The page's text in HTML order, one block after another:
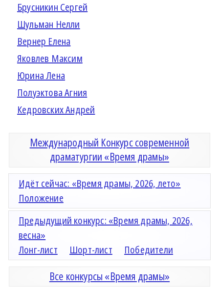
Брусникин Сергей
Шульман Нелли
Вернер Елена
Яковлев Максим
Юрина Лена
Полуэктова Агния
Кедровских Андрей
Международный Конкурс современной
драматургии «Время драмы»
Идёт сейчас: «Время драмы, 2026, лето»
Положение
Предыдущий конкурс: «Время драмы, 2026,
весна»
Лонг-лист
Шорт-лист Победители
Все конкурсы «Время драмы»